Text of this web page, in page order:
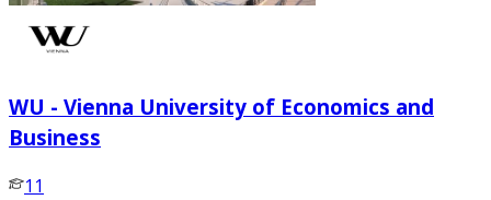
WU - Vienna University of Economics and
Business
11